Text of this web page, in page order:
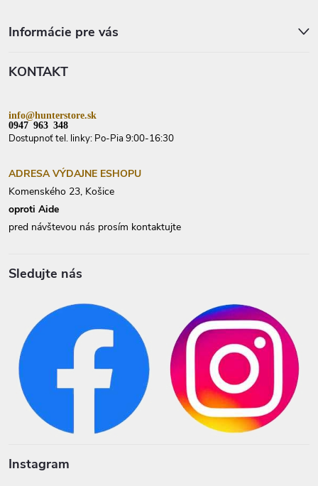
Informácie pre vás
KONTAKT
info@hunterstore.sk
0947 963 348
Dostupnoť tel. linky: Po-Pia 9:00-16:30
ADRESA VÝDAJNE ESHOPU
Komenského 23, Košice
oproti Aide
pred návštevou nás prosím kontaktujte
Sledujte nás
Instagram